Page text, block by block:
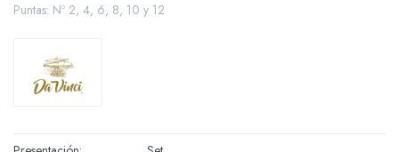
Puntas: Nº 2, 4, 6, 8, 10 y 12